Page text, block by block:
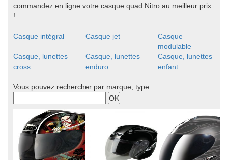
commandez en ligne votre casque quad Nitro au meilleur prix
!
Casque intégral Casque jet
Casque
modulable
Casque, lunettes
cross
Casque, lunettes
enduro
Casque, lunettes
enfant
Vous pouvez rechercher par marque, type ... :